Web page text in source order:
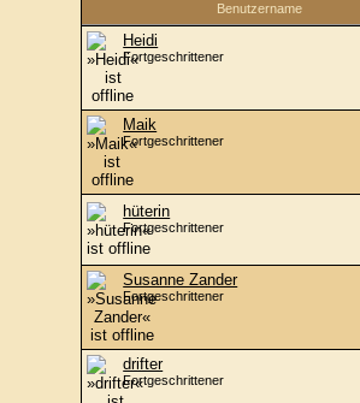
Benutzername
Heidi
Fortgeschrittener
Maik
Fortgeschrittener
hüterin
Fortgeschrittener
Susanne Zander
Fortgeschrittener
drifter
Fortgeschrittener